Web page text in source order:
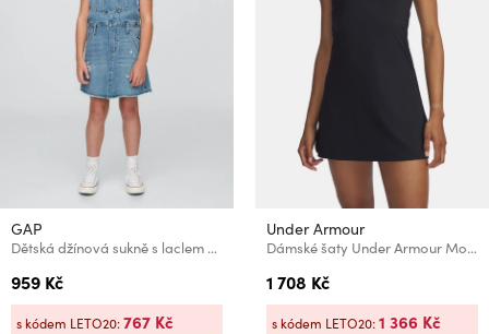
GAP
Dětská džínová sukně s laclem GAP
959 Kč
s kódem LETO20:767 Kč
Under Armour
Dámské šaty Under Armour Motion Dress
1 708 Kč
s kódem LETO20:1 366 Kč